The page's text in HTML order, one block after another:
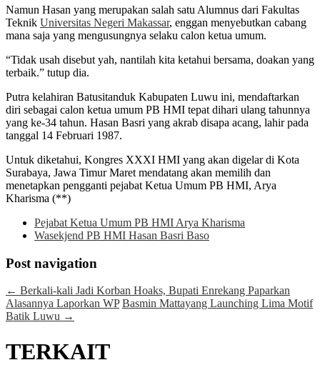
Namun Hasan yang merupakan salah satu Alumnus dari Fakultas
Teknik Universitas Negeri Makassar, enggan menyebutkan cabang
mana saja yang mengusungnya selaku calon ketua umum.
“Tidak usah disebut yah, nantilah kita ketahui bersama, doakan yang
terbaik.” tutup dia.
Putra kelahiran Batusitanduk Kabupaten Luwu ini, mendaftarkan
diri sebagai calon ketua umum PB HMI tepat dihari ulang tahunnya
yang ke-34 tahun. Hasan Basri yang akrab disapa acang, lahir pada
tanggal 14 Februari 1987.
Untuk diketahui, Kongres XXXI HMI yang akan digelar di Kota
Surabaya, Jawa Timur Maret mendatang akan memilih dan
menetapkan pengganti pejabat Ketua Umum PB HMI, Arya
Kharisma (**)
Pejabat Ketua Umum PB HMI Arya Kharisma
Wasekjend PB HMI Hasan Basri Baso
Post navigation
← Berkali-kali Jadi Korban Hoaks, Bupati Enrekang Paparkan
Alasannya Laporkan WP Basmin Mattayang Launching Lima Motif
Batik Luwu →
TERKAIT